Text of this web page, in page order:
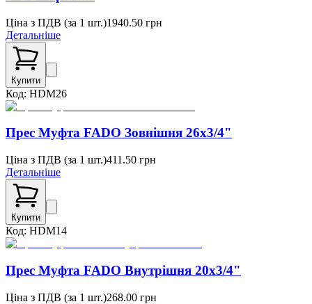
Ціна з ПДВ (за 1 шт.)1940.50 грн
Детальніше
Купити
Код: HDM26
Прес Муфта FADO Зовнішня 26x3/4"
Ціна з ПДВ (за 1 шт.)411.50 грн
Детальніше
Купити
Код: HDM14
Прес Муфта FADO Внутрішня 20х3/4"
Ціна з ПДВ (за 1 шт.)268.00 грн